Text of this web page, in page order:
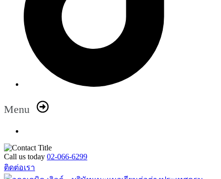
Menu
Call us today 02-066-6299
ติดต่อเรา